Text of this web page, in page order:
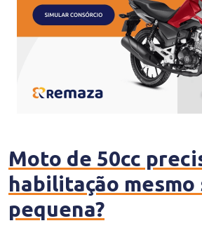
Moto de 50cc
habilitação mesmo
pequena?